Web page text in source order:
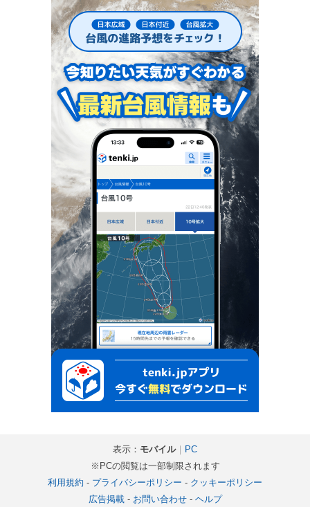
表示： モバイル｜ PC
※PCの閲覧は一部制限されます
利用規約 - プライバシーポリシー - クッキーポリシー
広告掲載- お問い合わせ- ヘルプ